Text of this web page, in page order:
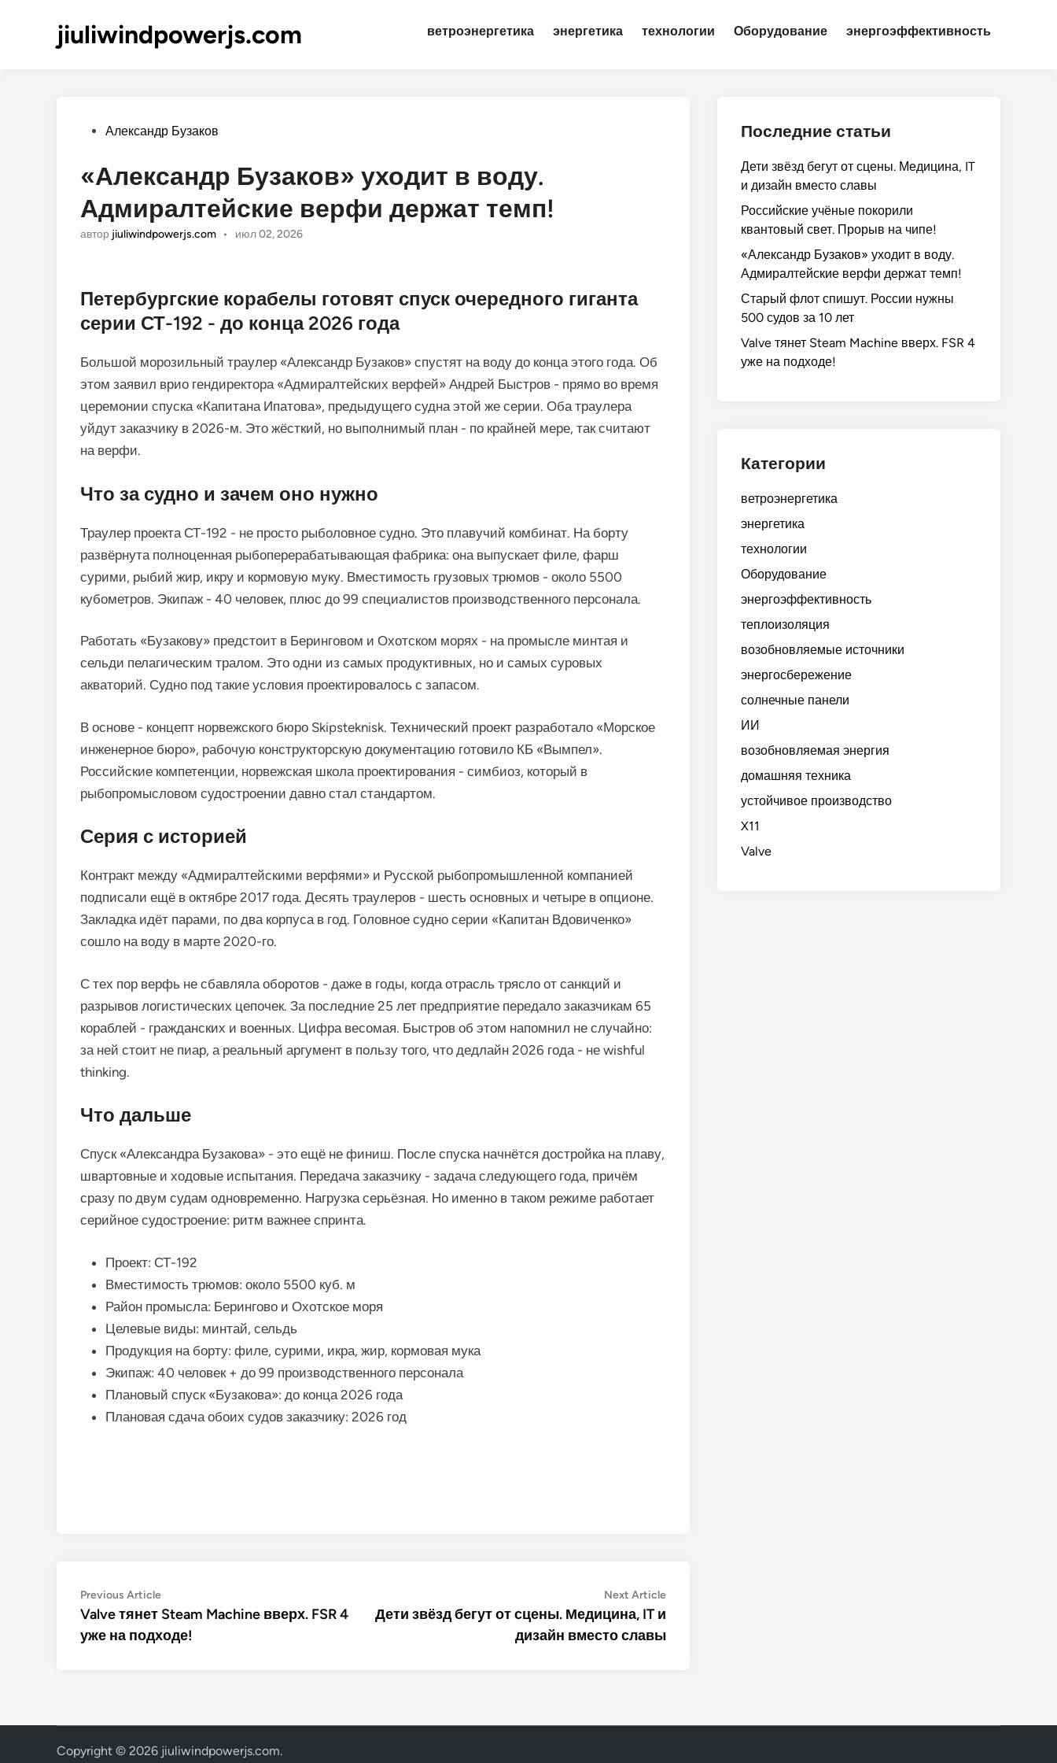
jiuliwindpowerjs.com ветроэнергетика энергетика технологии Оборудование энергоэффективность
Опубликовано
Александр Бузаков
«Александр Бузаков» уходит в воду.
Адмиралтейские верфи держат темп!
автор jiuliwindpowerjs.com • июл 02, 2026
Петербургские корабелы готовят спуск очередного гиганта
серии СТ-192 - до конца 2026 года
Большой морозильный траулер «Александр Бузаков» спустят на воду до конца этого года. Об
этом заявил врио гендиректора «Адмиралтейских верфей» Андрей Быстров - прямо во время
церемонии спуска «Капитана Ипатова», предыдущего судна этой же серии. Оба траулера
уйдут заказчику в 2026-м. Это жёсткий, но выполнимый план - по крайней мере, так считают
на верфи.
Что за судно и зачем оно нужно
Траулер проекта СТ-192 - не просто рыболовное судно. Это плавучий комбинат. На борту
развёрнута полноценная рыбоперерабатывающая фабрика: она выпускает филе, фарш
сурими, рыбий жир, икру и кормовую муку. Вместимость грузовых трюмов - около 5500
кубометров. Экипаж - 40 человек, плюс до 99 специалистов производственного персонала.
Работать «Бузакову» предстоит в Беринговом и Охотском морях - на промысле минтая и
сельди пелагическим тралом. Это одни из самых продуктивных, но и самых суровых
акваторий. Судно под такие условия проектировалось с запасом.
В основе - концепт норвежского бюро Skipsteknisk. Технический проект разработало «Морское
инженерное бюро», рабочую конструкторскую документацию готовило КБ «Вымпел».
Российские компетенции, норвежская школа проектирования - симбиоз, который в
рыбопромысловом судостроении давно стал стандартом.
Серия с историей
Контракт между «Адмиралтейскими верфями» и Русской рыбопромышленной компанией
подписали ещё в октябре 2017 года. Десять траулеров - шесть основных и четыре в опционе.
Закладка идёт парами, по два корпуса в год. Головное судно серии «Капитан Вдовиченко»
сошло на воду в марте 2020-го.
С тех пор верфь не сбавляла оборотов - даже в годы, когда отрасль трясло от санкций и
разрывов логистических цепочек. За последние 25 лет предприятие передало заказчикам 65
кораблей - гражданских и военных. Цифра весомая. Быстров об этом напомнил не случайно:
за ней стоит не пиар, а реальный аргумент в пользу того, что дедлайн 2026 года - не wishful
thinking.
Что дальше
Спуск «Александра Бузакова» - это ещё не финиш. После спуска начнётся достройка на плаву,
швартовные и ходовые испытания. Передача заказчику - задача следующего года, причём
сразу по двум судам одновременно. Нагрузка серьёзная. Но именно в таком режиме работает
серийное судостроение: ритм важнее спринта.
Проект: СТ-192
Вместимость трюмов: около 5500 куб. м
Район промысла: Берингово и Охотское моря
Целевые виды: минтай, сельдь
Продукция на борту: филе, сурими, икра, жир, кормовая мука
Экипаж: 40 человек + до 99 производственного персонала
Плановый спуск «Бузакова»: до конца 2026 года
Плановая сдача обоих судов заказчику: 2026 год
Post
navigation
Previous ArticlePrevious
article:
Valve тянет Steam Machine вверх. FSR 4
уже на подходе!
Next ArticleNext
Дети звёзд бегут от сцены. Медицина, IT и
дизайн вместо славы
Последние статьи
Дети звёзд бегут от сцены. Медицина, IT
и дизайн вместо славы
Российские учёные покорили
квантовый свет. Прорыв на чипе!
«Александр Бузаков» уходит в воду.
Адмиралтейские верфи держат темп!
Старый флот спишут. России нужны
500 судов за 10 лет
Valve тянет Steam Machine вверх. FSR 4
уже на подходе!
Категории
ветроэнергетика
энергетика
технологии
Оборудование
энергоэффективность
теплоизоляция
возобновляемые источники
энергосбережение
солнечные панели
ИИ
возобновляемая энергия
домашняя техника
устойчивое производство
X11
Valve
Copyright © 2026 jiuliwindpowerjs.com.